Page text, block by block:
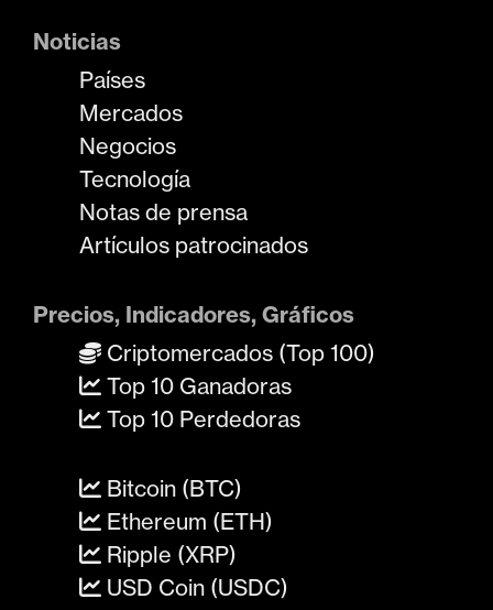
Noticias
Países
Mercados
Negocios
Tecnología
Notas de prensa
Artículos patrocinados
Precios, Indicadores, Gráficos
Criptomercados (Top 100)
Top 10 Ganadoras
Top 10 Perdedoras
Bitcoin (BTC)
Ethereum (ETH)
Ripple (XRP)
USD Coin (USDC)